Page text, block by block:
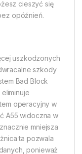
cieszyć się
opóźnień.
uszkodzonych
szkody
Bad Block
operacyjny w
A55 widoczna w
mniejsza
ta pozwala
ponieważ